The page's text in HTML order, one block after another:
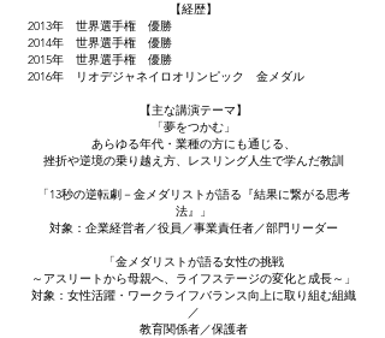
【経歴】
2013年 世界選手権 優勝
2014年 世界選手権 優勝
​2015年 世界選手権 優勝
2016年 リオデジャネイロオリンピック 金メダル
【主な講演テーマ】
「夢をつかむ」
あらゆる年代・業種の方にも通じる、
挫折や逆境の乗り越え方、レスリング人生で学んだ教訓
「13秒の逆転劇－金メダリストが語る『結果に繋がる思考
法』」
対象：企業経営者／役員／事業責任者／部門リーダー
「金メダリストが語る女性の挑戦
​～アスリートから母親へ、ライフステージの変化と成長～」
対象：女性活躍・ワークライフバランス向上に取り組む組織
／
教育関係者／保護者